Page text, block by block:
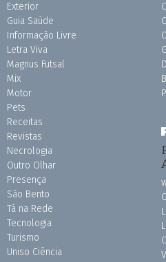
Exterior
Guia Saúde
Informação Livre
Letra Viva
Magnus Futsal
Mix
Motor
Pets
Receitas
Revistas
Necrologia
Outro Olhar
Presença
São Bento
Tá na Rede
Tecnologia
Turismo
Uniso Ciência